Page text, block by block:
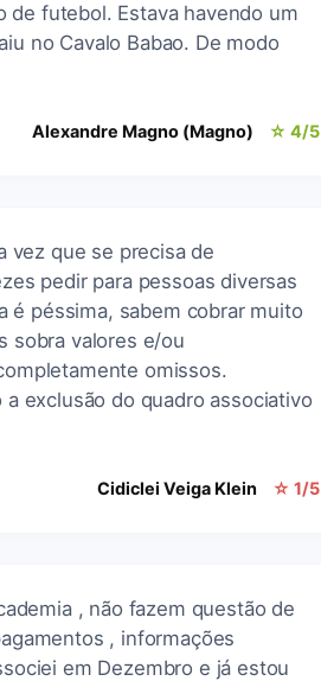
de futebol. Estava havendo um
no Cavalo Babao. De modo
Alexandre Magno (Magno) ☆ 4/5
vez que se precisa de
pedir para pessoas diversas
é péssima, sabem cobrar muito
sobra valores e/ou
omissos.
exclusão do quadro associativo
Cidiclei Veiga Klein ☆ 1/5
, não fazem questão de
, informações
em Dezembro e já estou